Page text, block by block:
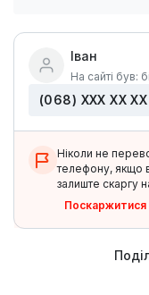
Іван
На сайті був:
(068) ХХХ ХХ ХХ
Ніколи не
телефону, якщо
залиште скаргу
Поскаржитися